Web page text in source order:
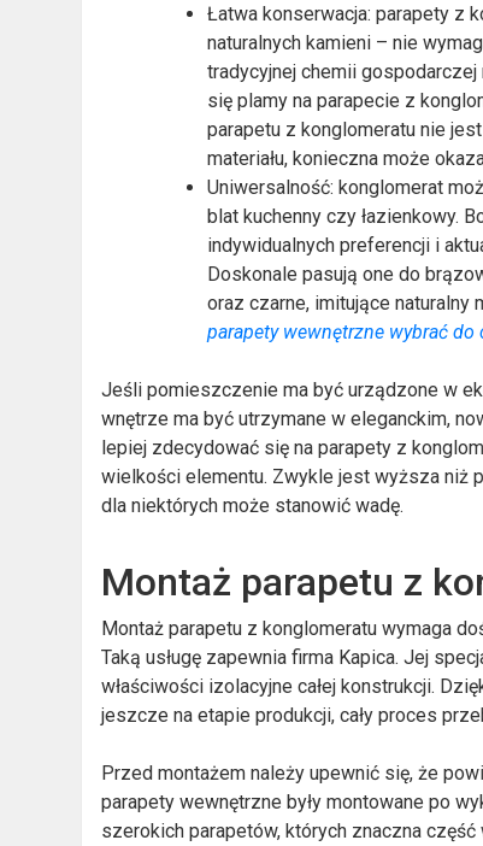
Łatwa konserwacja: parapety z
naturalnych kamieni – nie
tradycyjnej chemii
się plamy na parapecie z
parapetu z konglomeratu nie
materiału, konieczna może
Uniwersalność: konglomerat
blat kuchenny czy łazienkowy.
indywidualnych preferencji i
Doskonale pasują one do
oraz czarne, imitujące
parapety wewnętrzne wybrać
Jeśli pomieszczenie ma być urządzone w
wnętrze ma być utrzymane w eleganckim,
lepiej zdecydować się na parapety z
wielkości elementu. Zwykle jest wyższa niż
dla niektórych może stanowić wadę.
Montaż parapetu z
Montaż parapetu z konglomeratu wymaga
Taką usługę zapewnia firma Kapica. Jej
właściwości izolacyjne całej konstrukcji.
jeszcze na etapie produkcji, cały proces
Przed montażem należy upewnić się, że
parapety wewnętrzne były montowane po
szerokich parapetów, których znaczna